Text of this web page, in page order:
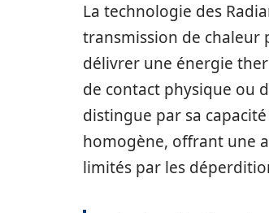
La technologie des
transmission de
délivrer une énergie
de contact physique ou
distingue par sa
homogène, offrant une
limités par les